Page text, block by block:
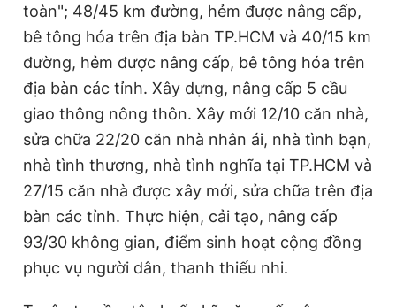
toàn"; 48/45 km đường, hẻm được nâng cấp,
bê tông hóa trên địa bàn TP.HCM và 40/15 km
đường, hẻm được nâng cấp, bê tông hóa trên
địa bàn các tỉnh. Xây dựng, nâng cấp 5 cầu
giao thông nông thôn. Xây mới 12/10 căn nhà,
sửa chữa 22/20 căn nhà nhân ái, nhà tình bạn,
nhà tình thương, nhà tình nghĩa tại TP.HCM và
27/15 căn nhà được xây mới, sửa chữa trên địa
bàn các tỉnh. Thực hiện, cải tạo, nâng cấp
93/30 không gian, điểm sinh hoạt cộng đồng
phục vụ người dân, thanh thiếu nhi.